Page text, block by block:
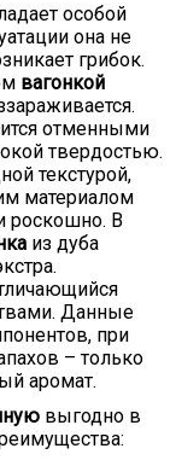
особой
она не
грибок.
вагонкой
отменными
твердостью.
текстурой,
материалом
роскошно. В
из дуба
Данные
при
– только
аромат.
выгодно в